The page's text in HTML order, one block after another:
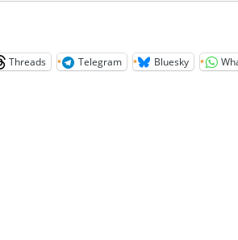
Threads Telegram Bluesky